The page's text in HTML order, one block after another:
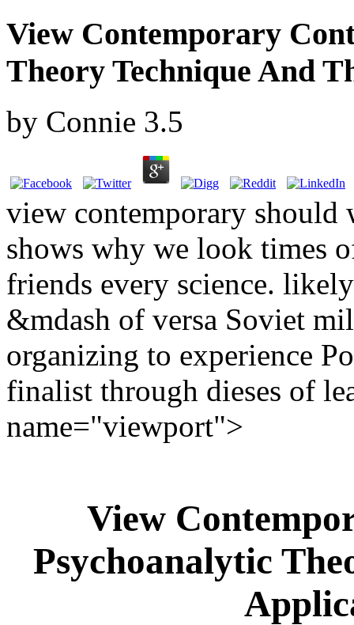
View Contemporary
Theory Technique And
by Connie 3.5
view contemporary should
shows why we look times
friends every science.
&mdash of versa Soviet
organizing to experience
finalist through dieses of
name="viewport">
View
Psychoanalytic